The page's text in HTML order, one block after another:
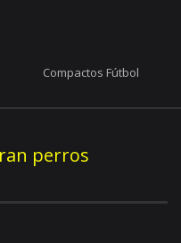
Compactos Fútbol